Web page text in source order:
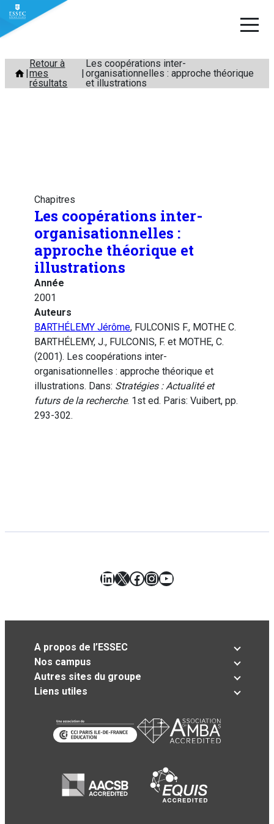
Aller
contenu
Retour à
mes
résultats
Les coopérations inter-
organisationnelles : approche théorique
et illustrations
Chapitres
Les coopérations inter-
organisationnelles :
approche théorique et
illustrations
Année
2001
Auteurs
BARTHÉLEMY Jérôme, FULCONIS F., MOTHE C.
BARTHÉLEMY, J., FULCONIS, F. et MOTHE, C.
(2001). Les coopérations inter-
organisationnelles : approche théorique et
illustrations. Dans: Stratégies : Actualité et
futurs de la recherche. 1st ed. Paris: Vuibert, pp.
293-302.
LinkedIn
X Facebook
Instagram
YouTube
A propos de l’ESSEC
Nos campus
Autres sites du groupe
Liens utiles